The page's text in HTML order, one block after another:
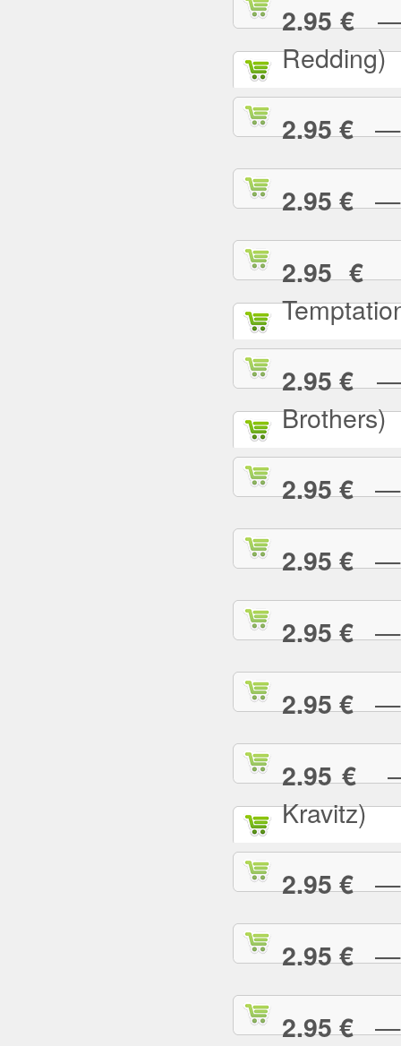
2.95 €—
Redding)
2.95 €—
2.95 €—
2.95 €—
2.95 €—
Brothers)
2.95 €—
2.95 €—
2.95 €—
2.95 €—
2.95 €—
Kravitz)
2.95 €—
2.95 €—
2.95 €—